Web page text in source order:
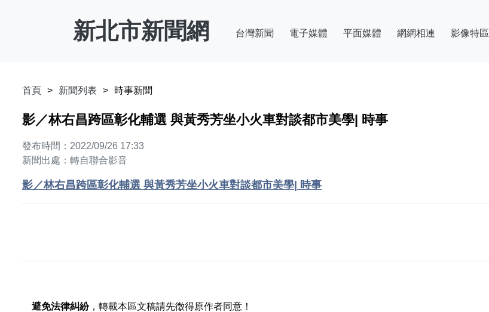
新北市新聞網 台灣新聞 電子媒體 平面媒體 網網相連 影像特區
首頁 新聞列表 時事新聞
影／林右昌跨區彰化輔選 與黃秀芳坐小火車對談都市美學| 時事
發布時間：2022/09/26 17:33
新聞出處：轉自聯合影音
影／林右昌跨區彰化輔選 與黃秀芳坐小火車對談都市美學| 時事
避免法律糾紛，轉載本區文稿請先徵得原作者同意！